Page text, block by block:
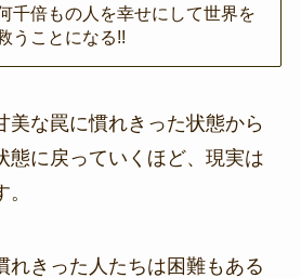
千倍もの人を幸せにして世界を
うことになる!!
美な罠に慣れきった状態から
態に戻っていくほど、現実は
れきった人たちは困難もある